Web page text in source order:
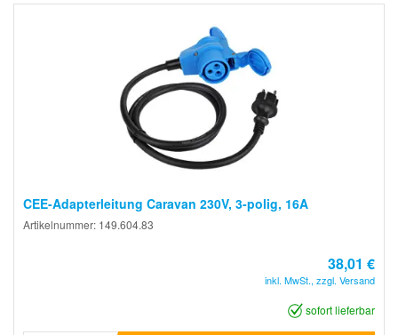
CEE-Adapterleitung Caravan 230V, 3-polig, 16A
Artikelnummer: 149.604.83
38,01 €
inkl. MwSt., zzgl. Versand
sofort lieferbar